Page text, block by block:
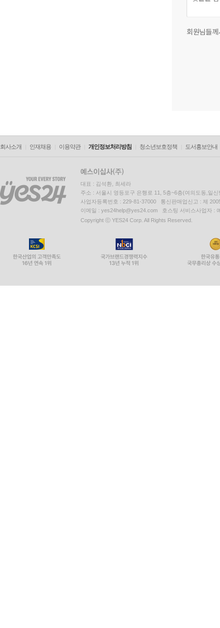
회원님들
회사소개 인재채용 이용약관 개인정보처리방침 청소년보호정책 도서홍보안내
대표 : 김석환, 최세라
주소 : 서울시 영등포구 은행로 11, 5층~6층(여의도동,일신
사업자등록번호 : 229-81-37000 통신판매업신고 : 제
이메일 : yes24help@yes24.com 호스팅 서비스사업자 :
Copyright ⓒ YES24 Corp. All Rights Reserved.